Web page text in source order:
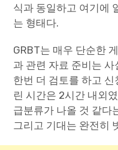
식과 동일하고 여기에
는 형태다.
GRBT는 매우 단순한
과 관련 자료 준비는
한번 더 검토를 하고
린 시간은 2시간 내외
급분류가 나올 것 같다
그리고 기대는 완전히